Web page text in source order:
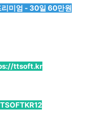
리미엄 - 30일 60만원
ttsoft.kr